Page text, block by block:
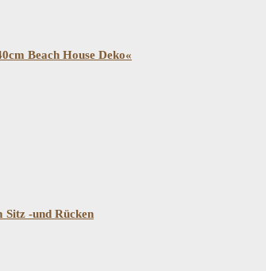
Beach House Deko«
Sitz -und Rücken